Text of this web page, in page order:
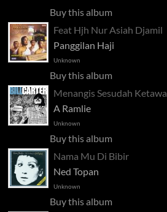
Buy this album
Feat Hjh Nur Asiah Djamil
Panggilan Haji
Unknown
Buy this album
Menangis Sesudah Ketawa
A Ramlie
Unknown
Buy this album
Nama Mu Di Bibir
Ned Topan
Unknown
Buy this album